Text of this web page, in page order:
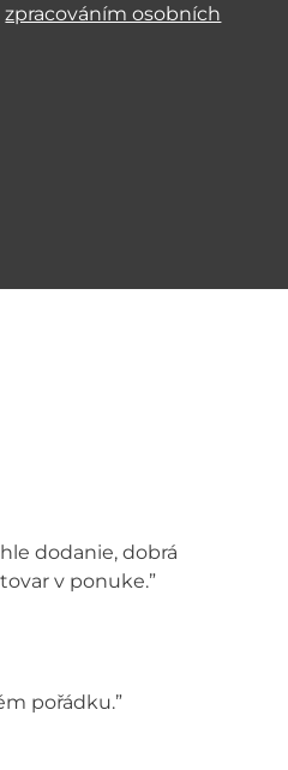
zpracováním osobních
dodanie, dobrá
v ponuke.”
pořádku.”